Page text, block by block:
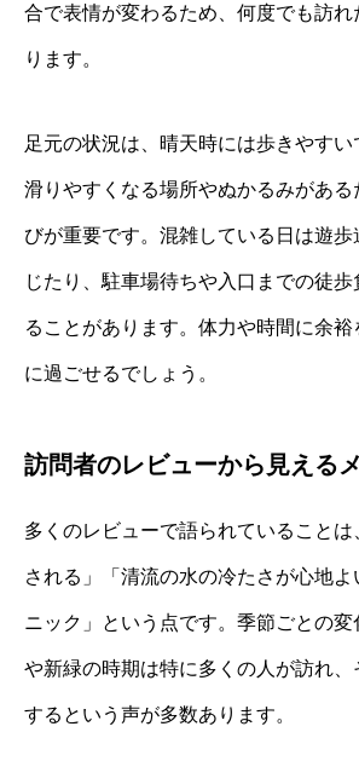
合で表情が変わるため、何度でも訪れ
ります。
足元の状況は、晴天時には歩きやす
滑りやすくなる場所やぬかるみがある
びが重要です。混雑している日は遊
じたり、駐車場待ちや入口までの徒
ることがあります。体力や時間に余
に過ごせるでしょう。
訪問者のレビューから見える
多くのレビューで語られていること
される」「清流の水の冷たさが心地よ
ニック」という点です。季節ごとの
や新緑の時期は特に多くの人が訪れ、
するという声が多数あります。